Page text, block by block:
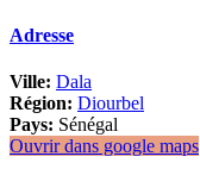
Adresse
Ville: Dala
Région: Diourbel
Pays: Sénégal
Ouvrir dans google maps